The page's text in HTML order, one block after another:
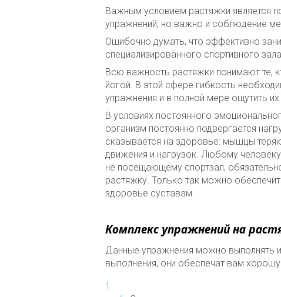
Важным условием растяжки является
упражнений, но важно и соблюдение
Ошибочно думать, что эффективно
специализированного спортивного
Всю важность растяжки понимают те,
йогой. В этой сфере гибкость
упражнения и в полной мере ощутить
В условиях постоянного
организм постоянно подвергается
сказывается на здоровье: мышцы
движения и нагрузок. Любому
не посещающему спортзал,
растяжку. Только так можно
здоровье суставам.
Комплекс упражнений на
Данные упражнения можно выполнять
выполнения, они обеспечат вам